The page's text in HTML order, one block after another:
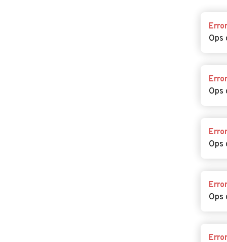
Error
Ops
Error
Ops
Error
Ops
Error
Ops
Error